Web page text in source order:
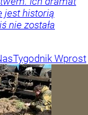
jest historią
nie została
Tygodnik Wprost